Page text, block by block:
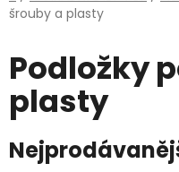
šrouby a plasty
Podložky
plasty